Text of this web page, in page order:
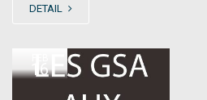
DETAIL
16